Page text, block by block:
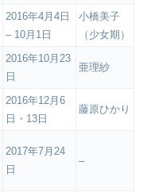
2016年4月4日
– 10月1日
小橋美子
（少女期）
2016年10月23
日
亜理紗
2016年12月6
日・13日
藤原ひかり
2017年7月24
日
–